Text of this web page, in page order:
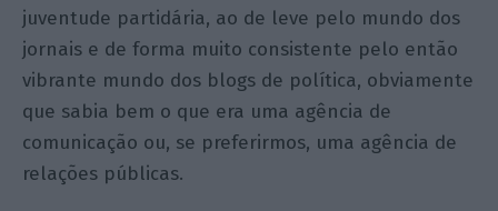
juventude partidária, ao de leve pelo mundo dos
jornais e de forma muito consistente pelo então
vibrante mundo dos blogs de política, obviamente
que sabia bem o que era uma agência de
comunicação ou, se preferirmos, uma agência de
relações públicas.